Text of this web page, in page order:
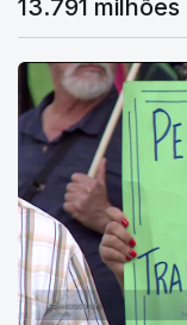
13.791